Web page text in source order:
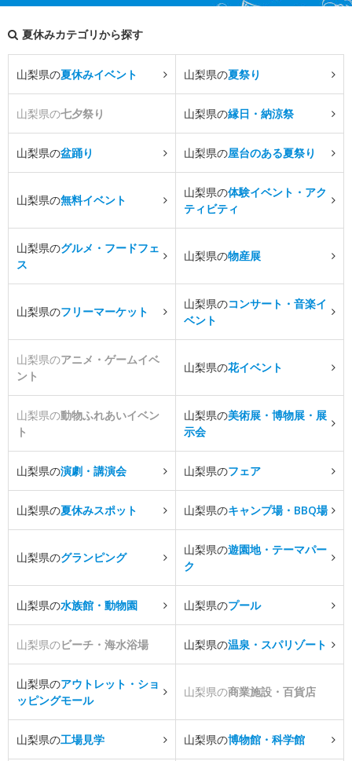
夏休みカテゴリから探す
山梨県の夏休みイベント 山梨県の夏祭り
山梨県の七夕祭り 山梨県の縁日・納涼祭
山梨県の盆踊り 山梨県の屋台のある夏祭り
山梨県の無料イベント
山梨県の体験イベント・アク
ティビティ
山梨県のグルメ・フードフェ
ス
山梨県の物産展
山梨県のフリーマーケット
山梨県のコンサート・音楽イ
ベント
山梨県のアニメ・ゲームイベ
ント
山梨県の花イベント
山梨県の動物ふれあいイベン
ト
山梨県の美術展・博物展・展
示会
山梨県の演劇・講演会 山梨県のフェア
山梨県の夏休みスポット 山梨県のキャンプ場・BBQ場
山梨県のグランピング
山梨県の遊園地・テーマパー
ク
山梨県の水族館・動物園 山梨県のプール
山梨県のビーチ・海水浴場 山梨県の温泉・スパリゾート
山梨県のアウトレット・ショ
ッピングモール
山梨県の商業施設・百貨店
山梨県の工場見学 山梨県の博物館・科学館